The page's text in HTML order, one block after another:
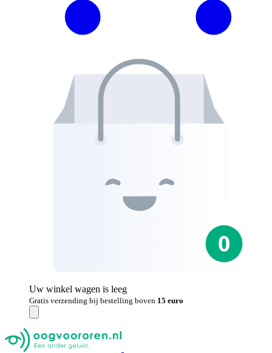
Uw winkel wagen is leeg
Gratis verzending bij bestelling boven 15 euro